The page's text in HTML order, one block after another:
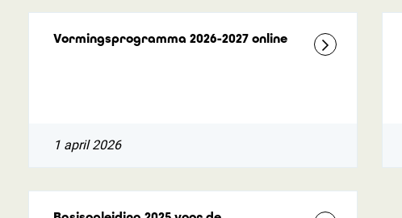
Vormingsprogramma 2026-2027 online
1 april 2026